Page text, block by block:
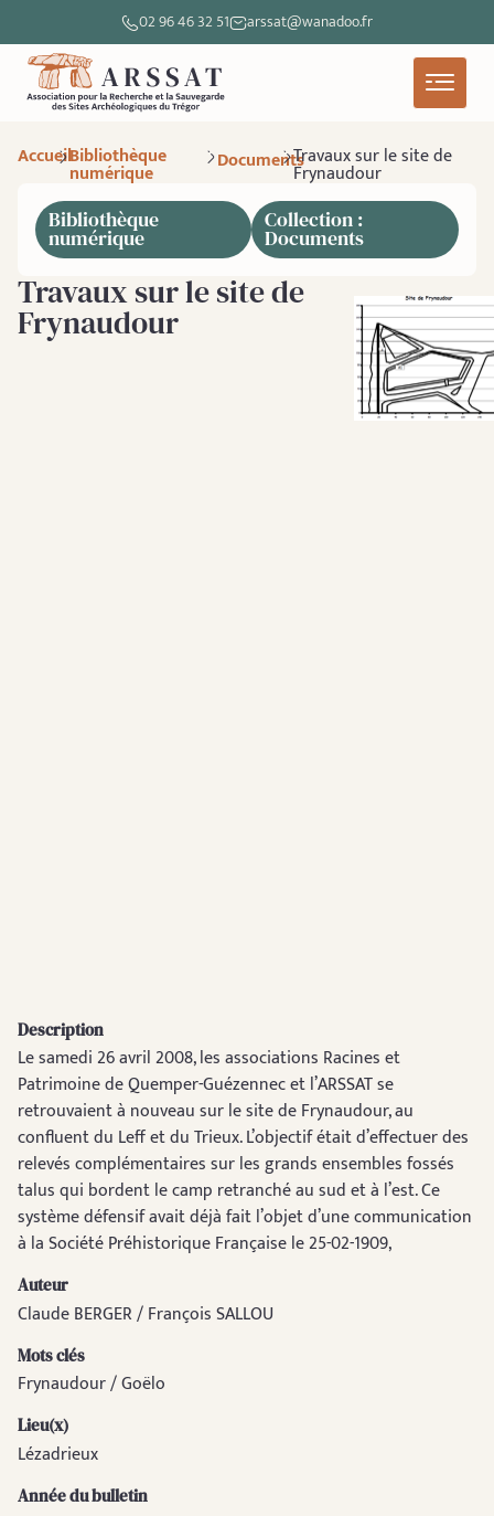
02 96 46 32 51 arssat@wanadoo.fr
AccueilBibliothèque
numérique DocumentsTravaux sur le site de
Frynaudour
Bibliothèque
numérique
Collection :
Documents
Travaux sur le site de
Frynaudour
Description
Le samedi 26 avril 2008, les associations Racines et
Patrimoine de Quemper-Guézennec et l’ARSSAT se
retrouvaient à nouveau sur le site de Frynaudour, au
confluent du Leff et du Trieux. L’objectif était d’effectuer des
relevés complémentaires sur les grands ensembles fossés
talus qui bordent le camp retranché au sud et à l’est. Ce
système défensif avait déjà fait l’objet d’une communication
à la Société Préhistorique Française le 25-02-1909,
Auteur
Claude BERGER / François SALLOU
Mots clés
Frynaudour / Goëlo
Lieu(x)
Lézadrieux
Année du bulletin